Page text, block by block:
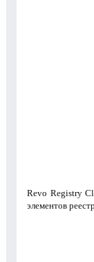
Revo Registry
элементов